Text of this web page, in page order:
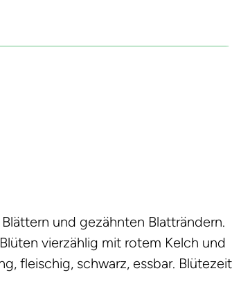
und gezähnten Blatträndern.
vierzählig mit rotem Kelch und
fleischig, schwarz, essbar. Blütezeit